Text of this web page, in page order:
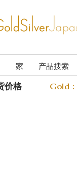
家 产品搜索
价格 Gold :